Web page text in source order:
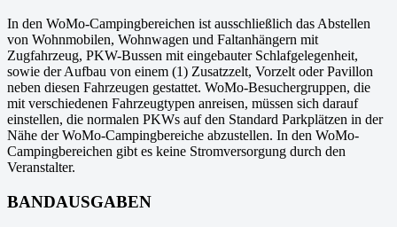
In den WoMo-Campingbereichen ist ausschließlich das Abstellen
von Wohnmobilen, Wohnwagen und Faltanhängern mit
Zugfahrzeug, PKW-Bussen mit eingebauter Schlafgelegenheit,
sowie der Aufbau von einem (1) Zusatzzelt, Vorzelt oder Pavillon
neben diesen Fahrzeugen gestattet. WoMo-Besuchergruppen, die
mit verschiedenen Fahrzeugtypen anreisen, müssen sich darauf
einstellen, die normalen PKWs auf den Standard Parkplätzen in der
Nähe der WoMo-Campingbereiche abzustellen. In den WoMo-
Campingbereichen gibt es keine Stromversorgung durch den
Veranstalter.
BANDAUSGABEN